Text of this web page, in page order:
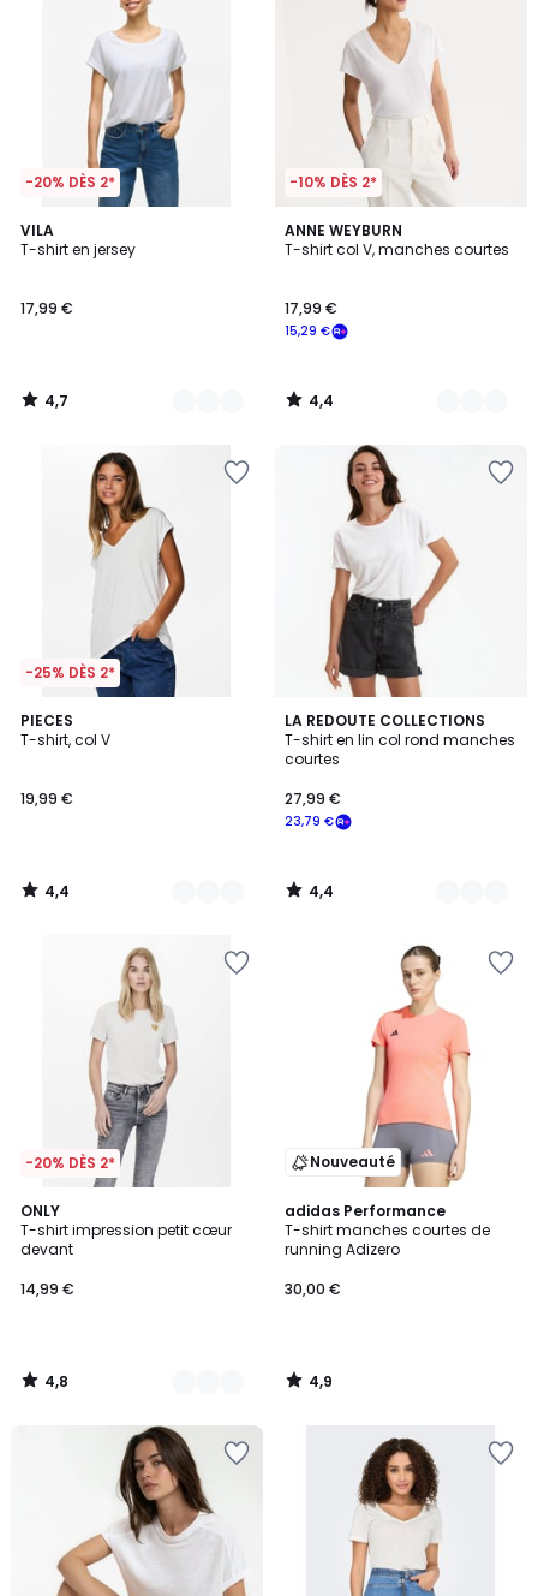
-20% DÈS 2*
VILA
T-shirt en jersey
17,99 €
4,7
/ 5
4
Couleurs
4,7
/
-10% DÈS 2*
ANNE WEYBURN
T-shirt col V, manches courtes
15,29 €
17,99 €
4,4
/ 5
3
Couleurs
4,4
/
-25% DÈS 2*
PIECES
T-shirt, col V
19,99 €
4,4
/ 5
4
Couleurs
4,4
/
LA REDOUTE COLLECTIONS
T-shirt en lin col rond manches
courtes
23,79 €
27,99 €
4,4
/ 5
3
Couleurs
4,4
/
-20% DÈS 2*
ONLY
T-shirt impression petit cœur
devant
14,99 €
4,8
/ 5
5
Couleurs
4,8
/
Nouveauté
adidas Performance
T-shirt manches courtes de
running Adizero
30,00 €
4,9
/ 5
4,9
/